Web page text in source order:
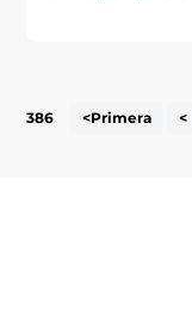
386
<Primera <